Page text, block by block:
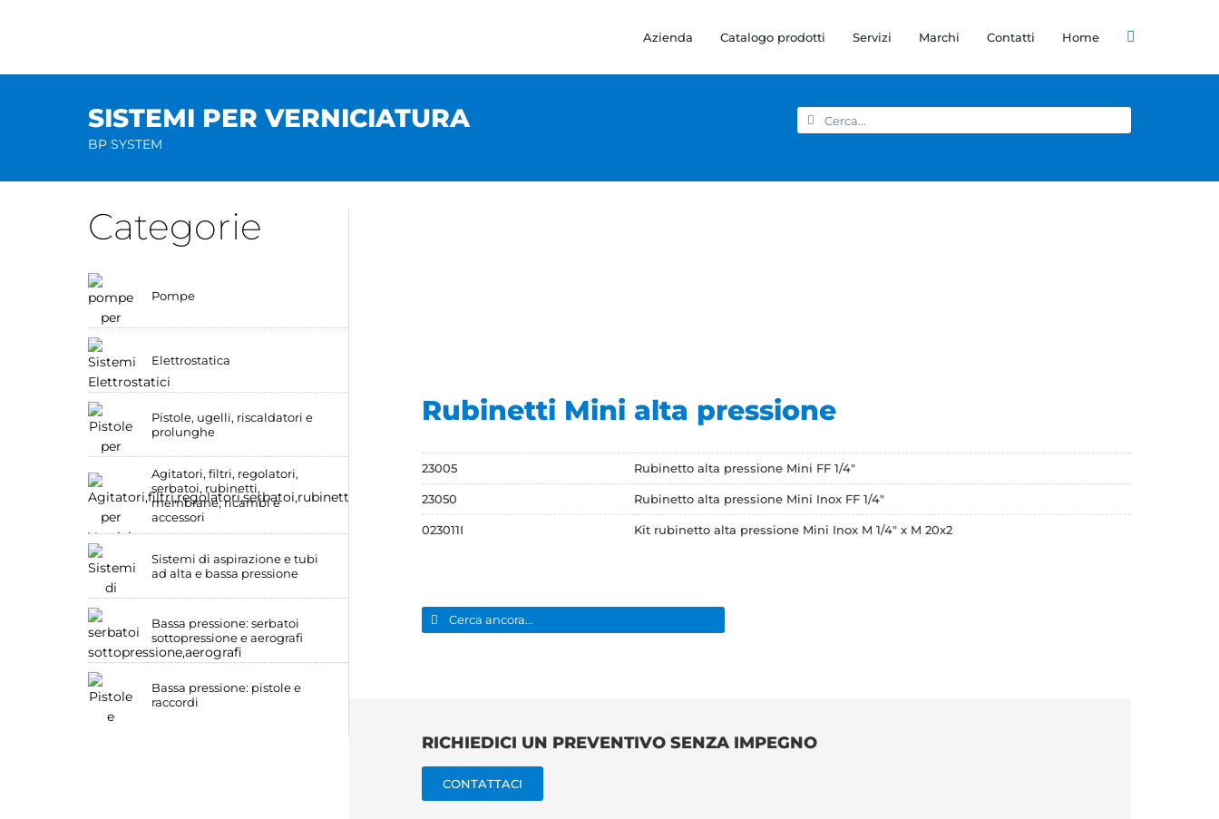
Azienda Catalogo prodotti Servizi Marchi Contatti Home
SISTEMI PER VERNICIATURA
BP SYSTEM
Cerca
per:
Categorie
Pompe
Elettrostatica
Pistole, ugelli, riscaldatori e
prolunghe
Agitatori, filtri, regolatori,
serbatoi, rubinetti,
membrane, ricambi e
accessori
Sistemi di aspirazione e tubi
ad alta e bassa pressione
Bassa pressione: serbatoi
sottopressione e aerografi
Bassa pressione: pistole e
raccordi
Rubinetti Mini alta pressione
23005 Rubinetto alta pressione Mini FF 1/4"
23050 Rubinetto alta pressione Mini Inox FF 1/4"
023011I Kit rubinetto alta pressione Mini Inox M 1/4" x M 20x2
Cerca
per:
RICHIEDICI UN PREVENTIVO SENZA IMPEGNO
CONTATTACI